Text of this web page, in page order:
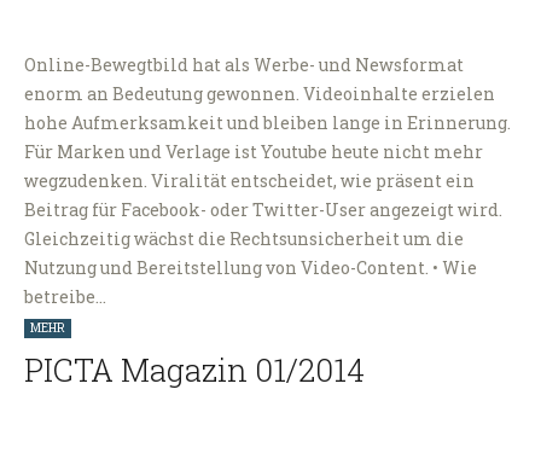
Online-Bewegtbild hat als Werbe- und Newsformat
enorm an Bedeutung gewonnen. Videoinhalte erzielen
hohe Aufmerksamkeit und bleiben lange in Erinnerung.
Für Marken und Verlage ist Youtube heute nicht mehr
wegzudenken. Viralität entscheidet, wie präsent ein
Beitrag für Facebook- oder Twitter-User angezeigt wird.
Gleichzeitig wächst die Rechtsunsicherheit um die
Nutzung und Bereitstellung von Video-Content. • Wie
betreibe…
MEHR
PICTA Magazin 01/2014